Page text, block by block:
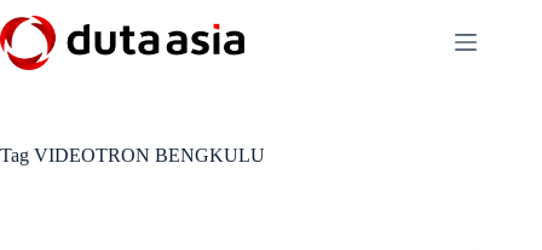
to
content
Tag VIDEOTRON BENGKULU